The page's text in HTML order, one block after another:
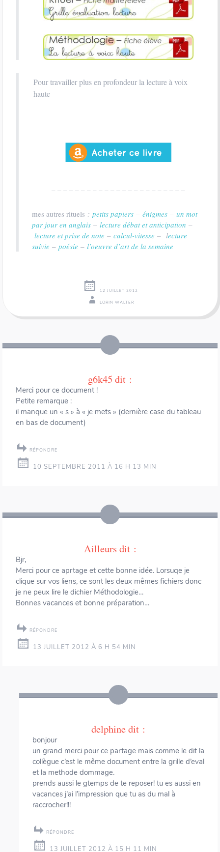
Pour travailler plus en profondeur la lecture à voix
haute
– – – – – – – – – – – – – – – – – – – – – – –
mes autres rituels : petits papiers – énigmes – un mot
par jour en anglais – lecture débat et anticipation –
lecture et prise de note – calcul-vitesse – lecture
suivie – poésie – l’oeuvre d’art de la semaine
12 JUILLET 2012
LORIN WALTER
des
g6k45 dit :
Merci pour ce document !
Petite remarque :
il manque un « s » à « je mets » (dernière case du tableau
en bas de document)
RÉPONDRE
10 SEPTEMBRE 2011 À 16 H 13 MIN
Ailleurs dit :
Bjr,
Merci pour ce aprtage et cette bonne idée. Lorsuqe je
clique sur vos liens, ce sont les deux mêmes fichiers donc
je ne peux lire le dichier Méthodologie…
Bonnes vacances et bonne préparation…
RÉPONDRE
13 JUILLET 2012 À 6 H 54 MIN
delphinedit :
bonjour
un grand merci pour ce partage mais comme le dit la
collègue c’est le même document entre la grille d’eval
et la methode dommage.
prends aussi le gtemps de te reposer! tu es aussi en
vacances j’ai l’impression que tu as du mal à
raccrocher!!!
RÉPONDRE
13 JUILLET 2012 À 15 H 11 MIN